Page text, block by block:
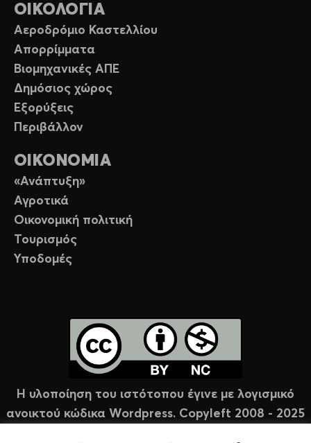
ΟΙΚΟΛΟΓΙΑ
Αεροδρόμιο Καστελλίου
Απορρίμματα
Βιομηχανικές ΑΠΕ
Δημόσιος χώρος
Εξορύξεις
Περιβάλλον
ΟΙΚΟΝΟΜΙΑ
«Ανάπτυξη»
Αγροτικά
Οικονομική πολιτική
Τουρισμός
Υποδομές
Η υλοποίηση του ιστότοπου έγινε με λογισμικό
ανοικτού κώδικα Wordpress. Copyleft 2008 - 2025